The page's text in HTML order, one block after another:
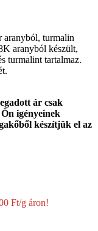
aranyból, turmalin
aranyból készült,
turmalint tartalmaz.
ár csak
igényeinek
készítjük el az
Ft/g áron!